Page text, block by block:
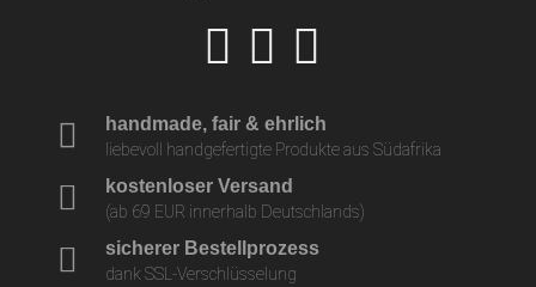
handmade, fair & ehrlich
liebevoll handgefertigte Produkte aus Südafrika
kostenloser Versand
(ab 69 EUR innerhalb Deutschlands)
sicherer Bestellprozess
dank SSL-Verschlüsselung